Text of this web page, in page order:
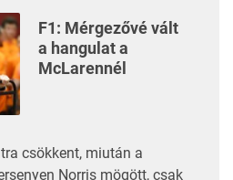
F1: Mérgezővé vált
a hangulat a
McLarennél
csökkent, miután a
Norris mögött, csak